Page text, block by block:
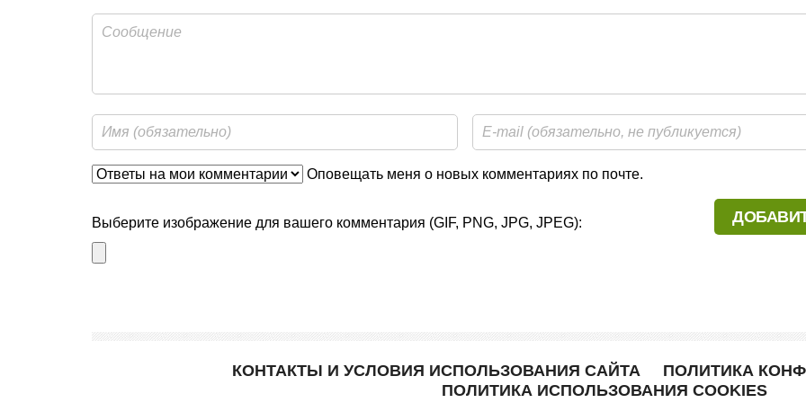
Оповещать меня о новых комментариях по почте.
Выберите изображение для вашего комментария (GIF, PNG, JPG, JPEG):
КОНТАКТЫ И УСЛОВИЯ ИСПОЛЬЗОВАНИЯ САЙТА
ПОЛИТИКА
ПОЛИТИКА ИСПОЛЬЗОВАНИЯ COOKIES